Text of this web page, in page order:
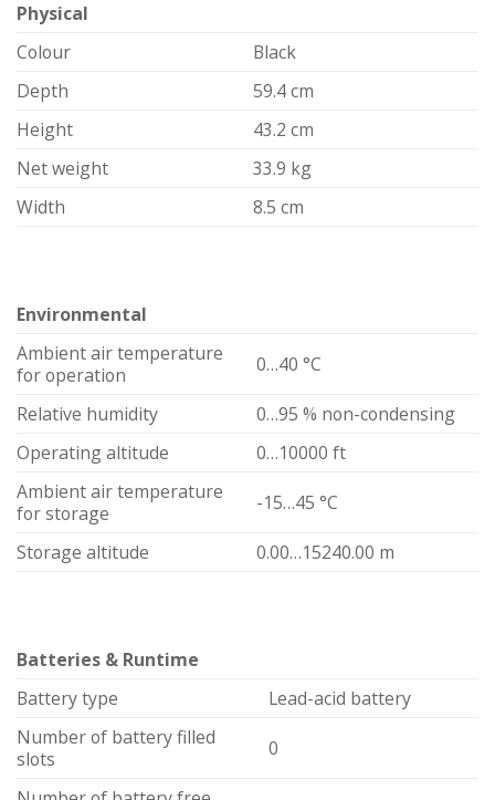
Physical
Colour
Black
Depth
59.4 cm
Height
43.2 cm
Net weight
33.9 kg
Width
8.5 cm
Environmental
Ambient air temperature
for operation
0…40 °C
Relative humidity
0…95 % non-condensing
Operating altitude
0…10000 ft
Ambient air temperature
for storage
-15…45 °C
Storage altitude 0.00…15240.00 m
Batteries & Runtime
Battery type
Lead-acid battery
Number of battery filled
slots
0